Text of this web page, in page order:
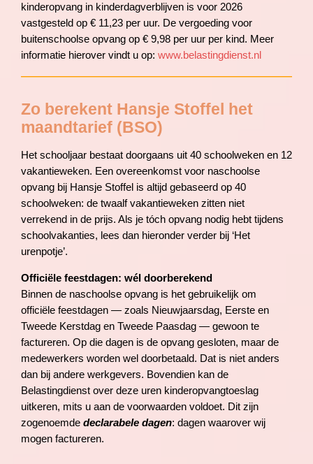
kinderopvang in kinderdagverblijven is voor 2026
vastgesteld op € 11,23 per uur. De vergoeding voor
buitenschoolse opvang op € 9,98 per uur per kind. Meer
informatie hierover vindt u op: www.belastingdienst.nl
Zo berekent Hansje Stoffel het
maandtarief (BSO)
Het schooljaar bestaat doorgaans uit 40 schoolweken en 12
vakantieweken. Een overeenkomst voor naschoolse
opvang bij Hansje Stoffel is altijd gebaseerd op 40
schoolweken: de twaalf vakantieweken zitten niet
verrekend in de prijs. Als je tóch opvang nodig hebt tijdens
schoolvakanties, lees dan hieronder verder bij ‘Het
urenpotje’.
Officiële feestdagen: wél doorberekend
Binnen de naschoolse opvang is het gebruikelijk om
officiële feestdagen — zoals Nieuwjaarsdag, Eerste en
Tweede Kerstdag en Tweede Paasdag — gewoon te
factureren. Op die dagen is de opvang gesloten, maar de
medewerkers worden wel doorbetaald. Dat is niet anders
dan bij andere werkgevers. Bovendien kan de
Belastingdienst over deze uren kinderopvangtoeslag
uitkeren, mits u aan de voorwaarden voldoet. Dit zijn
zogenoemde declarabele dagen: dagen waarover wij
mogen factureren.